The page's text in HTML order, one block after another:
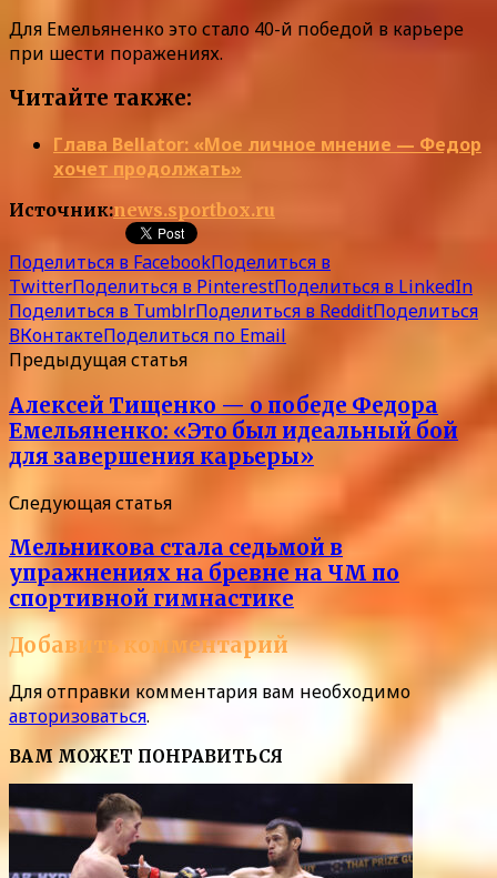
Для Емельяненко это стало 40-й победой в карьере
при шести поражениях.
Читайте также:
Глава Bellator: «Мое личное мнение — Федор
хочет продолжать»
Источник:news.sportbox.ru
Поделиться в FacebookПоделиться в
TwitterПоделиться в PinterestПоделиться в LinkedIn
Поделиться в TumblrПоделиться в RedditПоделиться
ВКонтактеПоделиться по Email
Предыдущая статья
Алексей Тищенко — о победе Федора
Емельяненко: «Это был идеальный бой
для завершения карьеры»
Следующая статья
Мельникова стала седьмой в
упражнениях на бревне на ЧМ по
спортивной гимнастике
Добавить комментарий
Для отправки комментария вам необходимо
авторизоваться.
ВАМ МОЖЕТ ПОНРАВИТЬСЯ